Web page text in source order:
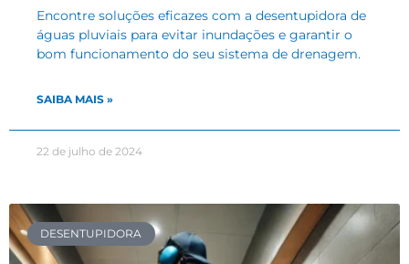
Encontre soluções eficazes com a desentupidora de
águas pluviais para evitar inundações e garantir o
bom funcionamento do seu sistema de drenagem.
SAIBA MAIS »
22 de julho de 2024
DESENTUPIDORA